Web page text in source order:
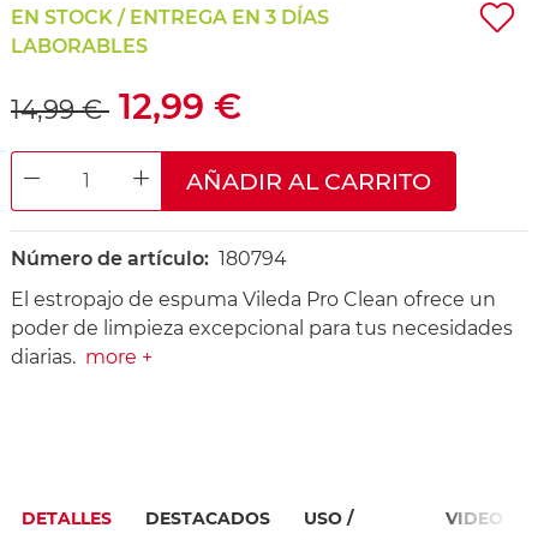
EN STOCK / ENTREGA EN 3 DÍAS
LABORABLES
14,99 € 12,99 €
DECREASE QUANTITYINCREASE QUANTITY
AÑADIR AL CARRITO
Número de artículo: 180794
El estropajo de espuma Vileda Pro Clean ofrece un
poder de limpieza excepcional para tus necesidades
diarias. more +
DETALLES DESTACADOS
USO /
VIDEO